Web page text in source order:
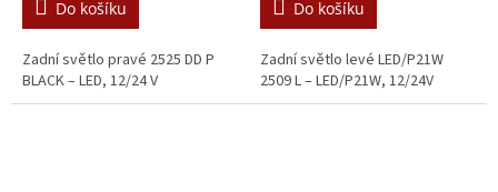
Do košíku
Zadní světlo pravé 2525 DD P
BLACK – LED, 12/24 V
Do košíku
Zadní světlo levé LED/P21W
2509 L – LED/P21W, 12/24V